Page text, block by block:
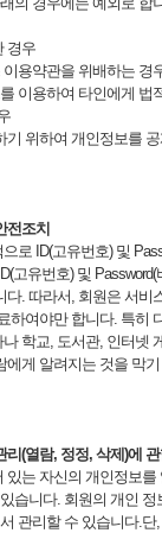
경우
용약관을 위배하는 경
이용하여 타인에게 법
기 위하여 개인정보를
전조치
로 ID(고유번호) 및
고유번호) 및
다. 따라서, 회원은 서비
하여야만 합니다. 특히
학교, 도서관, 인터넷
게 알려지는 것을 막
(열람, 정정, 삭제)에
있는 자신의 개인정보
습니다. 회원의 개인
관리할 수 있습니다.단